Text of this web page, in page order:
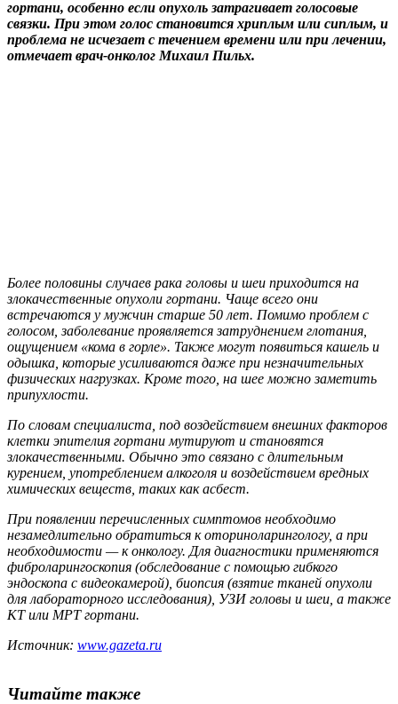
гортани, особенно если опухоль затрагивает голосовые
связки. При этом голос становится хриплым или сиплым, и
проблема не исчезает с течением времени или при лечении,
отмечает врач-онколог Михаил Пильх.
Более половины случаев рака головы и шеи приходится на
злокачественные опухоли гортани. Чаще всего они
встречаются у мужчин старше 50 лет. Помимо проблем с
голосом, заболевание проявляется затруднением глотания,
ощущением «кома в горле». Также могут появиться кашель и
одышка, которые усиливаются даже при незначительных
физических нагрузках. Кроме того, на шее можно заметить
припухлости.
По словам специалиста, под воздействием внешних факторов
клетки эпителия гортани мутируют и становятся
злокачественными. Обычно это связано с длительным
курением, употреблением алкоголя и воздействием вредных
химических веществ, таких как асбест.
При появлении перечисленных симптомов необходимо
незамедлительно обратиться к оториноларингологу, а при
необходимости — к онкологу. Для диагностики применяются
фиброларингоскопия (обследование с помощью гибкого
эндоскопа с видеокамерой), биопсия (взятие тканей опухоли
для лабораторного исследования), УЗИ головы и шеи, а также
КТ или МРТ гортани.
Источник: www.gazeta.ru
Читайте также